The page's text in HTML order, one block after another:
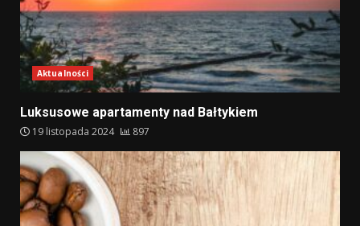
Aktualności
Luksusowe apartamenty nad Bałtykiem
19 listopada 2024 897